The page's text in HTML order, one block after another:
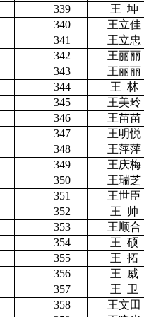
339 王 坤
340
王立佳
341
王立忠
342
王丽丽
343
王丽丽
344 王 林
345
王美玲
346
王苗苗
347
王明悦
348
王萍萍
349
王庆梅
350
王瑞芝
351
王世臣
352 王 帅
353
王顺合
354 王 硕
355 王 拓
356 王
威
357 王 卫
358
王文田